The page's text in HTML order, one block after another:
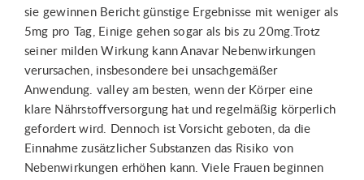
sie gewinnen Bericht günstige Ergebnisse mit weniger als
5mg pro Tag, Einige gehen sogar als bis zu 20mg.Trotz
seiner milden Wirkung kann Anavar Nebenwirkungen
verursachen, insbesondere bei unsachgemäßer
Anwendung. valley am besten, wenn der Körper eine
klare Nährstoffversorgung hat und regelmäßig körperlich
gefordert wird. Dennoch ist Vorsicht geboten, da die
Einnahme zusätzlicher Substanzen das Risiko von
Nebenwirkungen erhöhen kann. Viele Frauen beginnen